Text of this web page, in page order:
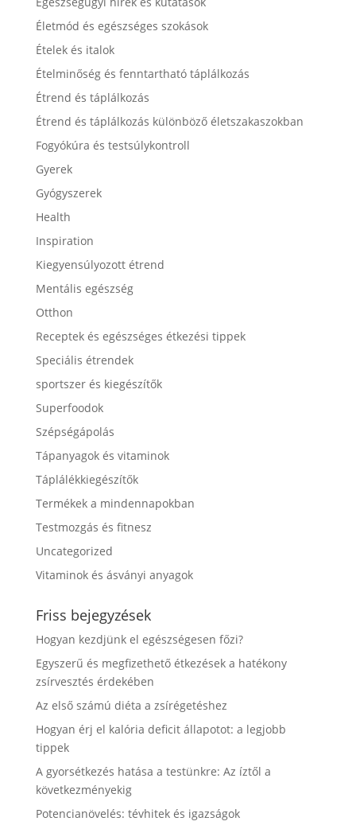
Életmód és egészséges szokások
Ételek és italok
Ételminőség és fenntartható táplálkozás
Étrend és táplálkozás
Étrend és táplálkozás különböző életszakaszokban
Fogyókúra és testsúlykontroll
Gyerek
Gyógyszerek
Health
Inspiration
Kiegyensúlyozott étrend
Mentális egészség
Otthon
Receptek és egészséges étkezési tippek
Speciális étrendek
sportszer és kiegészítők
Superfoodok
Szépségápolás
Tápanyagok és vitaminok
Táplálékkiegészítők
Termékek a mindennapokban
Testmozgás és fitnesz
Uncategorized
Vitaminok és ásványi anyagok
Friss bejegyzések
Hogyan kezdjünk el egészségesen főzi?
Egyszerű és megfizethető étkezések a hatékony
zsírvesztés érdekében
Az első számú diéta a zsírégetéshez
Hogyan érj el kalória deficit állapotot: a legjobb
tippek
A gyorsétkezés hatása a testünkre: Az íztől a
következményekig
Potencianövelés: tévhitek és igazságok